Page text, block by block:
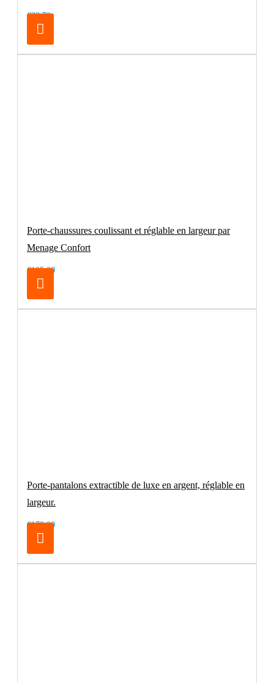
€32.70
Porte-chaussures coulissant et réglable en largeur par
Menage Confort
€105.00
Porte-pantalons extractible de luxe en argent, réglable en
largeur.
€179.00